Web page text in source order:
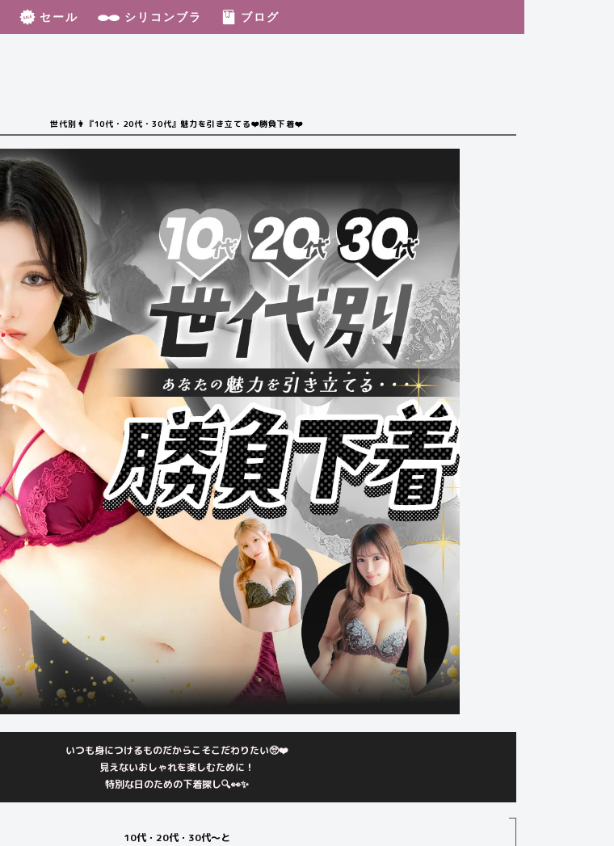
セール シリコンブラ ブログ
世代別👩『10代・20代・30代』魅力を引き立てる❤️勝負下着❤️
いつも身につけるものだからこそこだわりたい🥺❤️
見えないおしゃれを楽しむために！
特別な日のための下着探し🔍👀✨
10代・20代・30代〜と